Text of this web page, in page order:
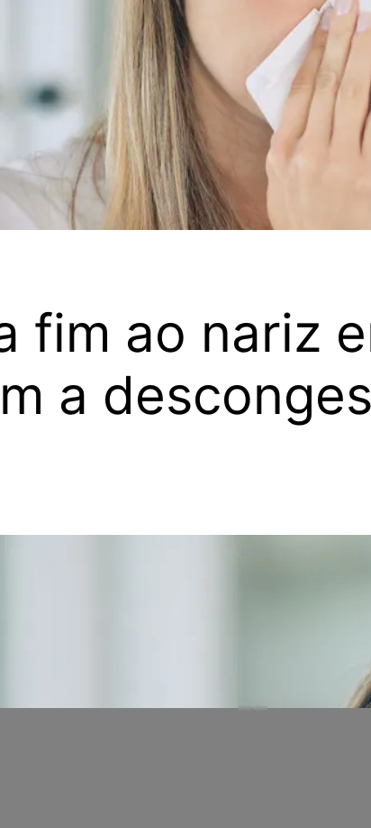
fim ao nariz
a